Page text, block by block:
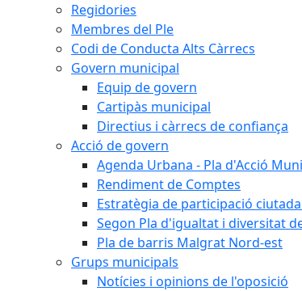
Regidories
Membres del Ple
Codi de Conducta Alts Càrrecs
Govern municipal
Equip de govern
Cartipàs municipal
Directius i càrrecs de confiança
Acció de govern
Agenda Urbana - Pla d'Acció
Rendiment de Comptes
Estratègia de participació
Segon Pla d'igualtat i diversitat
Pla de barris Malgrat Nord-est
Grups municipals
Notícies i opinions de l'oposició